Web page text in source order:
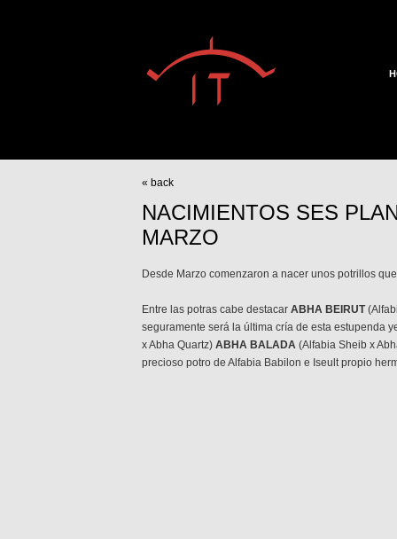
« back
NACIMIENTOS SES
MARZO
Desde Marzo comenzaron a nacer unos potrillos
Entre las potras cabe destacar ABHA BEIRUT
seguramente será la última cría de esta estupenda
x Abha Quartz) ABHA BALADA (Alfabia Sheib x
precioso potro de Alfabia Babilon e Iseult propio